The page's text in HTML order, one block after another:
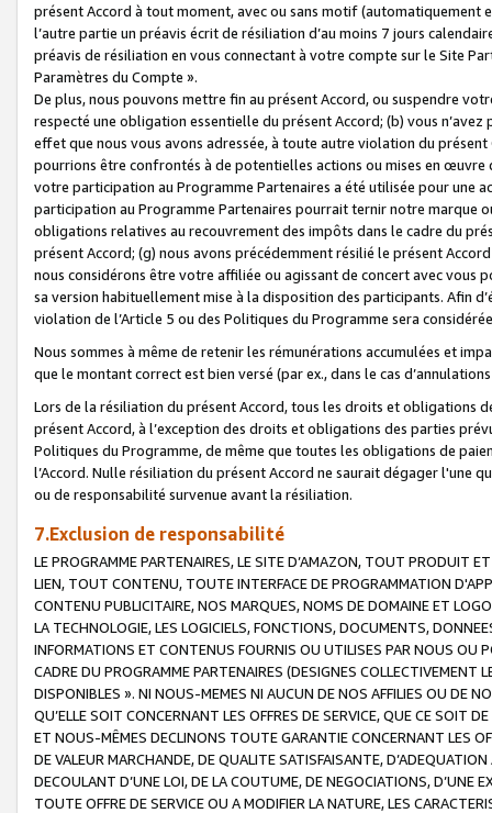
présent Accord à tout moment, avec ou sans motif (automatiquement
l’autre partie un préavis écrit de résiliation d’au moins 7 jours
préavis de résiliation en vous connectant à votre compte sur le Site
Paramètres du Compte ».
De plus, nous pouvons mettre fin au présent Accord, ou suspendre
respecté une obligation essentielle du présent Accord; (b) vous
effet que nous vous avons adressée, à toute autre violation du
pourrions être confrontés à de potentielles actions ou mises en
votre participation au Programme Partenaires a été utilisée pour une
participation au Programme Partenaires pourrait ternir notre marque
obligations relatives au recouvrement des impôts dans le cadre du
présent Accord; (g) nous avons précédemment résilié le présent
nous considérons être votre affiliée ou agissant de concert avec vous
sa version habituellement mise à la disposition des participants. Afin
violation de l’Article 5 ou des Politiques du Programme sera
Nous sommes à même de retenir les rémunérations accumulées et
que le montant correct est bien versé (par ex., dans le cas
Lors de la résiliation du présent Accord, tous les droits et obligations
présent Accord, à l’exception des droits et obligations des parties
Politiques du Programme, de même que toutes les obligations de
l’Accord. Nulle résiliation du présent Accord ne saurait dégager l'une
ou de responsabilité survenue avant la résiliation.
7.Exclusion de responsabilité
LE PROGRAMME PARTENAIRES, LE SITE D’AMAZON, TOUT PRODUIT
LIEN, TOUT CONTENU, TOUTE INTERFACE DE PROGRAMMATION
CONTENU PUBLICITAIRE, NOS MARQUES, NOMS DE DOMAINE ET
LA TECHNOLOGIE, LES LOGICIELS, FONCTIONS, DOCUMENTS,
INFORMATIONS ET CONTENUS FOURNIS OU UTILISES PAR NOUS OU
CADRE DU PROGRAMME PARTENAIRES (DESIGNES COLLECTIVEMENT
DISPONIBLES ». NI NOUS-MEMES NI AUCUN DE NOS AFFILIES OU DE
QU’ELLE SOIT CONCERNANT LES OFFRES DE SERVICE, QUE CE SOIT
ET NOUS-MÊMES DECLINONS TOUTE GARANTIE CONCERNANT LES
DE VALEUR MARCHANDE, DE QUALITE SATISFAISANTE,
DECOULANT D’UNE LOI, DE LA COUTUME, DE NEGOCIATIONS, D’UNE
TOUTE OFFRE DE SERVICE OU A MODIFIER LA NATURE, LES